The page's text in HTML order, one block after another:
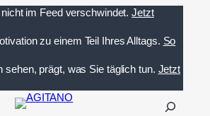
nicht im Feed verschwindet. Jetzt
zu einem Teil Ihres Alltags. So
sehen, prägt, was Sie täglich tun. Jetzt